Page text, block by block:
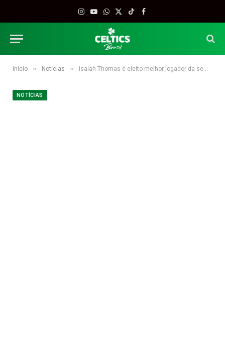
Instagram
YouTube
WhatsApp
X
TikTokFacebook
Início » Notícias » Isaiah Thomas é eleito melhor jogador da semana na Conferência Leste
NOTÍCIAS